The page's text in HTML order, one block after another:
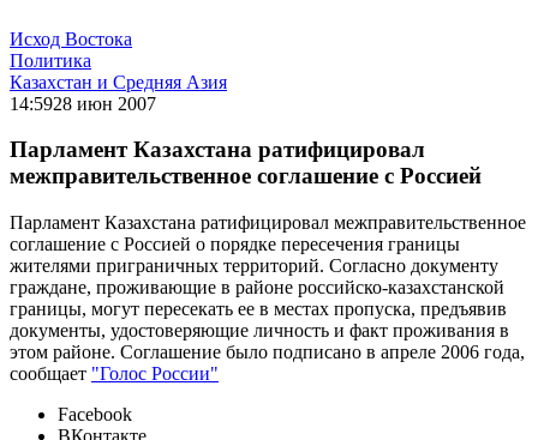
Исход Востока
Политика
Казахстан и Средняя Азия
14:5928 июн 2007
Парламент Казахстана ратифицировал
межправительственное соглашение с Россией
Парламент Казахстана ратифицировал межправительственное
соглашение с Россией о порядке пересечения границы
жителями приграничных территорий. Согласно документу
граждане, проживающие в районе российско-казахстанской
границы, могут пересекать ее в местах пропуска, предъявив
документы, удостоверяющие личность и факт проживания в
этом районе. Соглашение было подписано в апреле 2006 года,
сообщает "Голос России"
Facebook
ВКонтакте